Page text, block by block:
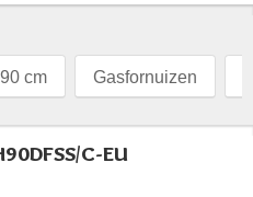
cm Gasfornuizen
C-EU